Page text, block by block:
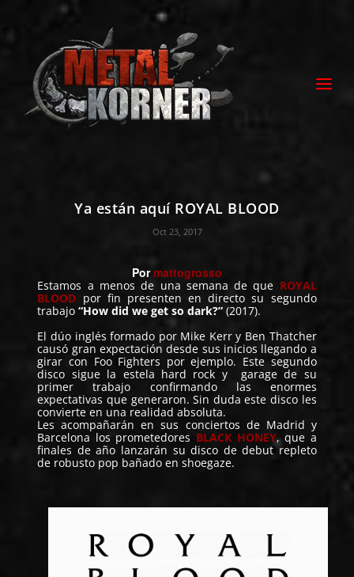
Ya están aquí ROYAL BLOOD
Oct 23, 2017
Pormattogrosso
Estamos a menos de una semana de que ROYAL
BLOOD por fin presenten en directo su segundo
trabajo“How did we get so dark?” (2017).
El dúo inglés formado por Mike Kerr y Ben Thatcher
causó gran expectación desde sus inicios llegando a
girar con Foo Fighters por ejemplo. Este segundo
disco sigue la estela hard rock y garage de su
primer trabajo confirmando las enormes
expectativas que generaron. Sin duda este disco les
convierte en una realidad absoluta.
Les acompañarán en sus conciertos de Madrid y
Barcelona los prometedores BLACK HONEY, que a
finales de año lanzarán su disco de debut repleto
de robusto pop bañado en shoegaze.